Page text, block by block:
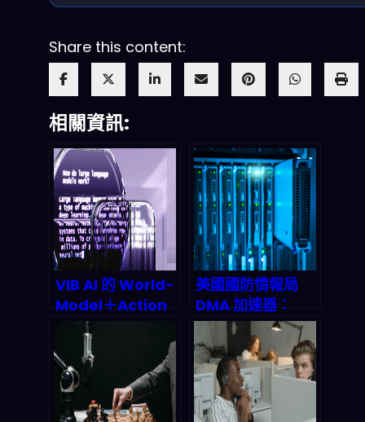
Share this content:
相關資訊:
VIB AI 的 World-
Model＋Action
Agents：2026
企業怎麼把「會做
事」的代理串進流
程？
美國國防情報局
DMA 加速器：
2026 年聯邦 AI 擴
散的幕後推手與兆
美元商機